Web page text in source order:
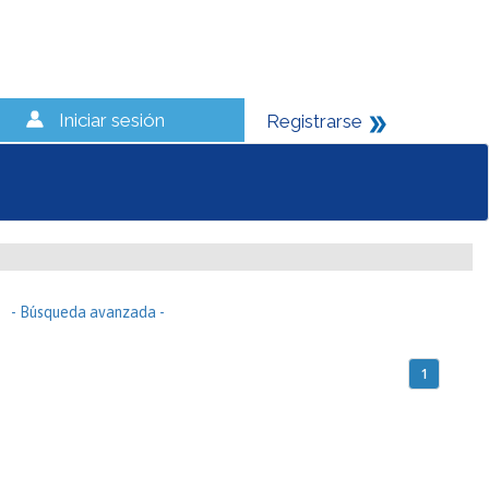
Iniciar sesión Registrarse
- Búsqueda avanzada -
1